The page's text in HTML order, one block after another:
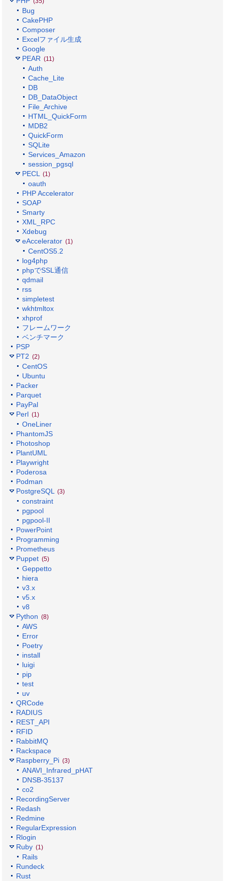
Bug
CakePHP
Composer
Excelファイル生成
Google
PEAR (11)
Auth
Cache_Lite
DB
DB_DataObject
File_Archive
HTML_QuickForm
MDB2
QuickForm
SQLite
Services_Amazon
session_pgsql
PECL (1)
oauth
PHP Accelerator
SOAP
Smarty
XML_RPC
Xdebug
eAccelerator (1)
CentOS5.2
log4php
phpでSSL通信
qdmail
rss
simpletest
wkhtmltox
xhprof
フレームワーク
ベンチマーク
PSP
PT2 (2)
CentOS
Ubuntu
Packer
Parquet
PayPal
Perl (1)
OneLiner
PhantomJS
Photoshop
PlantUML
Playwright
Poderosa
Podman
PostgreSQL (3)
constraint
pgpool
pgpool-II
PowerPoint
Programming
Prometheus
Puppet (5)
Geppetto
hiera
v3.x
v5.x
v8
Python (8)
AWS
Error
Poetry
install
luigi
pip
test
uv
QRCode
RADIUS
REST_API
RFID
RabbitMQ
Rackspace
Raspberry_Pi (3)
ANAVI_Infrared_pHAT
DNSB-35137
co2
RecordingServer
Redash
Redmine
RegularExpression
Rlogin
Ruby (1)
Rails
Rundeck
Rust